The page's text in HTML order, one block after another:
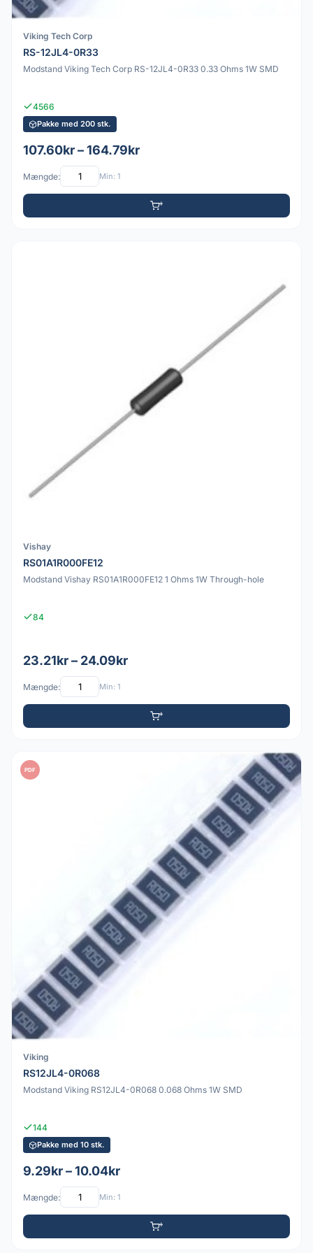
Viking Tech Corp
RS-12JL4-0R33
Modstand Viking Tech Corp RS-12JL4-0R33 0.33 Ohms 1W SMD
4566
Pakke med 200 stk.
107.60kr – 164.79kr
Mængde: Min: 1
Vishay
RS01A1R000FE12
Modstand Vishay RS01A1R000FE12 1 Ohms 1W Through-hole
84
23.21kr – 24.09kr
Mængde: Min: 1
PDF
Viking
RS12JL4-0R068
Modstand Viking RS12JL4-0R068 0.068 Ohms 1W SMD
144
Pakke med 10 stk.
9.29kr – 10.04kr
Mængde: Min: 1